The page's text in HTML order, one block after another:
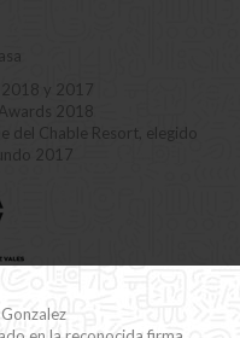
2018 y 2017
2018
del Chable Resort, elegido
2017